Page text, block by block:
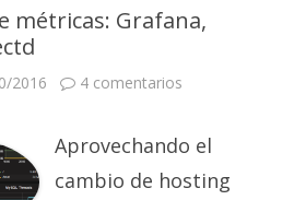
métricas: Grafana,
2016 4 comentarios
Grafana,
InfluxDB
y
collectd
Aprovechando el
cambio de hosting